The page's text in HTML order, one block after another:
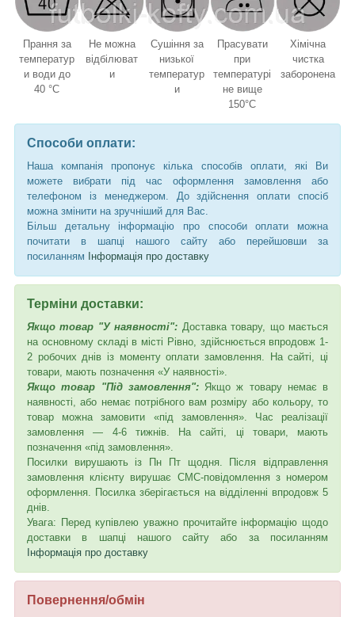
Прання за
температур
и води до
40 °C
Не можна
відбілюват
и
Сушіння за
низької
температур
и
Прасувати
при
температурі
не вище
150°C
Хімічна
чистка
заборонена
Способи оплати:
Наша компанія пропонує кілька способів оплати, які Ви
можете вибрати під час оформлення замовлення або
телефоном із менеджером. До здійснення оплати спосіб
можна змінити на зручніший для Вас.
Більш детальну інформацію про способи оплати можна
почитати в шапці нашого сайту або перейшовши за
посиланням
Інформація про доставку
Терміни доставки:
Якщо товар "У наявності": Доставка товару, що мається
на основному складі в місті Рівно, здійснюється впродовж 1-
2 робочих днів із моменту оплати замовлення. На сайті, ці
товари, мають позначення «У наявності».
Якщо товар "Під замовлення":Якщо ж товару немає в
наявності, або немає потрібного вам розміру або кольору, то
товар можна замовити «під замовлення». Час реалізації
замовлення — 4-6 тижнів. На сайті, ці товари, мають
позначення «під замовлення».
Посилки вирушають із Пн Пт щодня. Після відправлення
замовлення клієнту вирушає СМС-повідомлення з номером
оформлення. Посилка зберігається на відділенні впродовж 5
днів.
Увага: Перед купівлею уважно прочитайте інформацію щодо
доставки в шапці нашого сайту або за посиланням
Інформація про доставку
Повернення/обмін